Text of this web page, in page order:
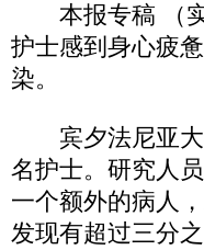
本报专稿 （实
护士感到身心疲
染。
宾夕法尼亚大
名护士。研究人
一个额外的病人
发现有超过三分